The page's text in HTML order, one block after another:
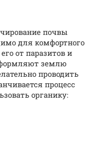
почвы
для комфортного
от паразитов и
землю
проводить
процесс
органику: